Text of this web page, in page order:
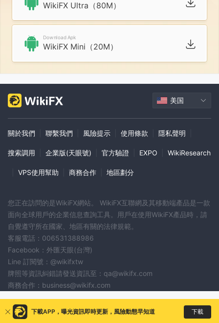
WikiFX Ultra（80M）
Download Apk
WikiFX Mini（20M）
美国
關於我們 聯繫我們 風險提示 使用條款 隱私聲明
搜索調用 企業版(天眼號) 官方驗證 EXPO WikiResearch
VPS使用幫助 商務合作 地區劃分
您正在訪問的是WikiFX網站。 WikiFX互聯網及其移動端產品是一款
面向全球用戶的企業信息查詢工具。用戶在使用WikiFX產品時，請
自覺遵守所在國家、地區有關的法律規範。
客服電話：006531388986
Facebook：外匯天眼(台灣)
Line 訂閱號：@wikifxtw
牌照等資訊糾錯請發送資訊至：qa@wikifx.com
商務合作：business@wikifx.com
下載APP，曝光資訊即時更新，風險動態早知道 下載